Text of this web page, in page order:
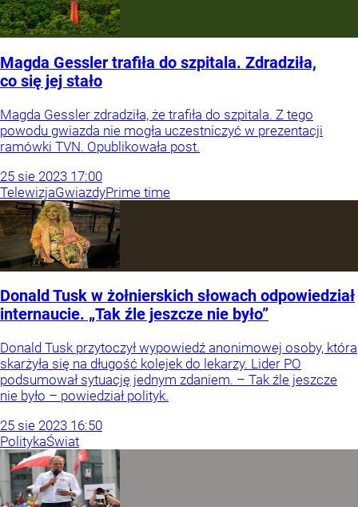
Magda Gessler trafiła do szpitala. Zdradziła,
co się jej stało
Magda Gessler zdradziła, że trafiła do szpitala. Z tego
powodu gwiazda nie mogła uczestniczyć w prezentacji
ramówki TVN. Opublikowała post.
25 sie 2023 17:00
TelewizjaGwiazdyPrime time
Donald Tusk w żołnierskich słowach odpowiedział
internaucie. „Tak źle jeszcze nie było”
Donald Tusk przytoczył wypowiedź anonimowej osoby, która
skarżyła się na długość kolejek do lekarzy. Lider PO
podsumował sytuację jednym zdaniem. – Tak źle jeszcze
nie było – powiedział polityk.
25 sie 2023 16:50
PolitykaŚwiat